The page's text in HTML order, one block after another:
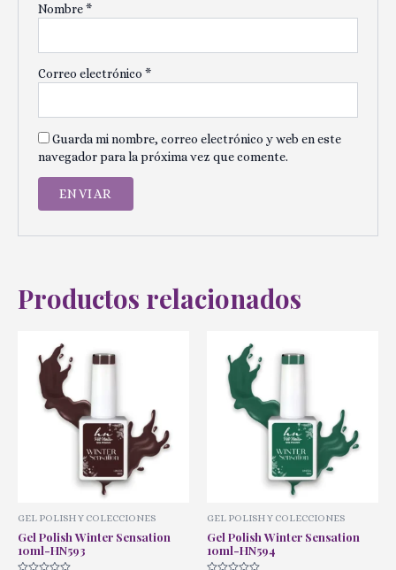
Nombre*
Correo electrónico *
Guarda mi nombre, correo electrónico y web en este
navegador para la próxima vez que comente.
Productos relacionados
GEL POLISH Y COLECCIONES
Gel Polish Winter Sensation
10ml-HN593
GEL POLISH Y COLECCIONES
Gel Polish Winter Sensation
10ml-HN594